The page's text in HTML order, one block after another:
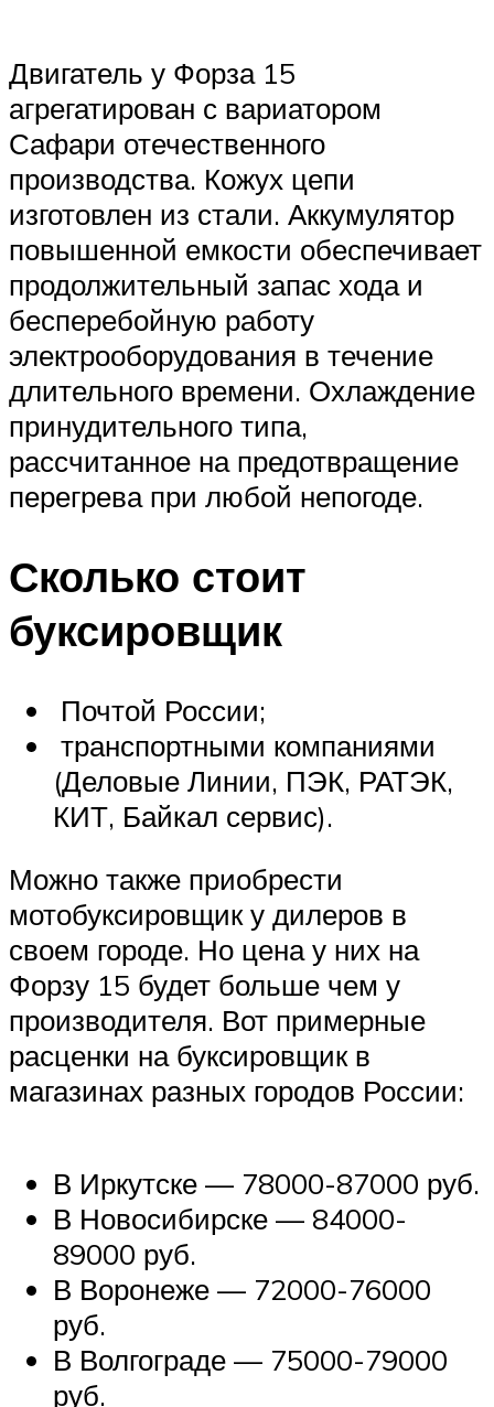
Двигатель у Форза 15
агрегатирован с вариатором
Сафари отечественного
производства. Кожух цепи
изготовлен из стали. Аккумулятор
повышенной емкости обеспечивает
продолжительный запас хода и
бесперебойную работу
электрооборудования в течение
длительного времени. Охлаждение
принудительного типа,
рассчитанное на предотвращение
перегрева при любой непогоде.
Сколько стоит
буксировщик
Почтой России;
транспортными компаниями
(Деловые Линии, ПЭК, РАТЭК,
КИТ, Байкал сервис).
Можно также приобрести
мотобуксировщик у дилеров в
своем городе. Но цена у них на
Форзу 15 будет больше чем у
производителя. Вот примерные
расценки на буксировщик в
магазинах разных городов России:
В Иркутске — 78000-87000 руб.
В Новосибирске — 84000-
89000 руб.
В Воронеже — 72000-76000
руб.
В Волгограде — 75000-79000
руб.